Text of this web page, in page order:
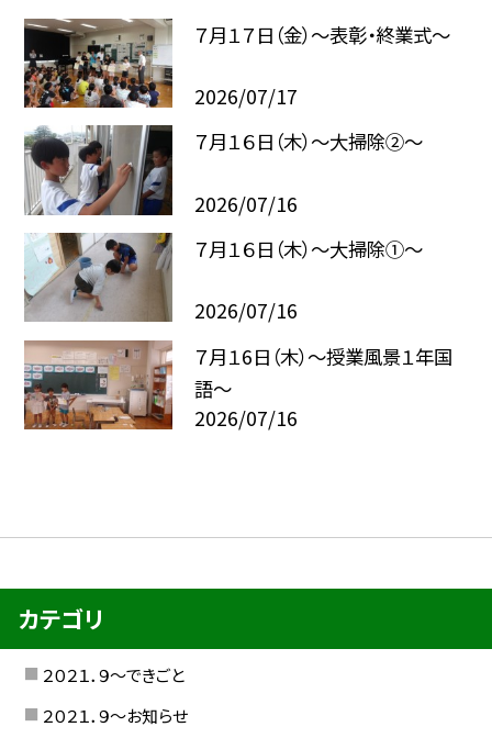
７月１７日（金）～表彰・終業式～
2026/07/17
７月１６日（木）～大掃除②～
2026/07/16
７月１６日（木）～大掃除①～
2026/07/16
７月１6日（木）～授業風景１年国
語～
2026/07/16
カテゴリ
２０２１．９〜できごと
２０２１．９〜お知らせ